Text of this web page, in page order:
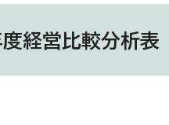
経営比較分析表